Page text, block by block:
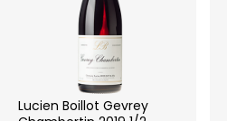
Lucien Boillot Gevrey